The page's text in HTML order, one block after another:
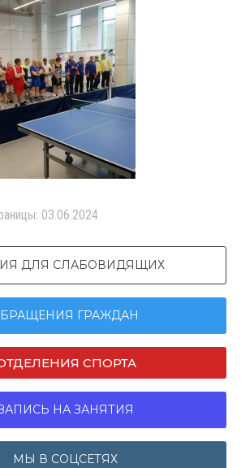
03.06.2024
ДЛЯ СЛАБОВИДЯЩИХ
ГРАЖДАН
СПОРТА
НА ЗАНЯТИЯ
МЫ В СОЦСЕТЯХ